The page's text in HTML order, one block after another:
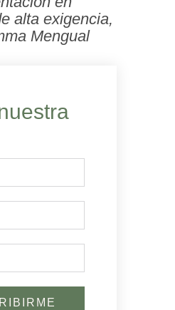
alta exigencia,
Mengual